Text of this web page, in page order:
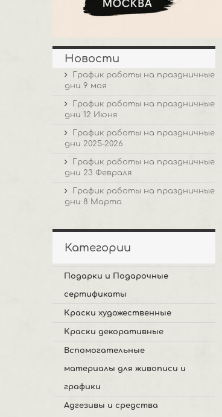
Новости
График работы на праздничные
дни 9 мая
График работы на праздничные
дни 12 Июня
График работы на праздничные
дни 2025-2026
График работы на праздничные
дни 23 Февраля
График работы на праздничные
дни 8 Марта
Категории
Подарки и Подарочные
сертификаты
Краски художественные
Краски декоративные
Вспомогательные
материалы для живописи и
графики
Адгезивы и средства